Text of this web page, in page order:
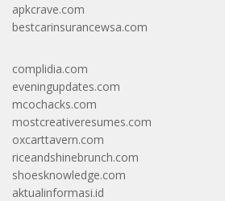
apkcrave.com
bestcarinsurancewsa.com
complidia.com
eveningupdates.com
mcochacks.com
mostcreativeresumes.com
oxcarttavern.com
riceandshinebrunch.com
shoesknowledge.com
aktualinformasi.id